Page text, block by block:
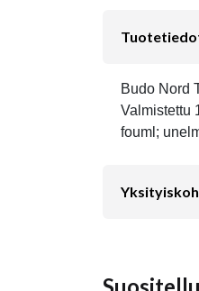
Budo Nord
Valmistettu
fouml;